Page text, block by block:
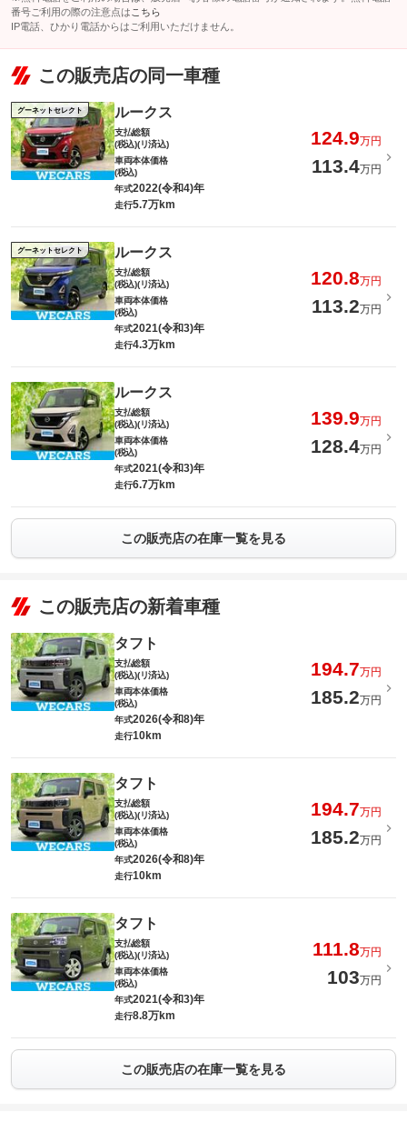
番号ご利用の際の注意点は こちら
IP電話、ひかり電話からはご利用いただけません。
この販売店の同一車種
グーネットセレクト ルークス
支払総額
(税込)(リ済込)
124.9万円
車両本体価格
(税込)
113.4万円
年式2022(令和4)年
走行5.7万km
グーネットセレクト ルークス
支払総額
(税込)(リ済込)
120.8万円
車両本体価格
(税込)
113.2万円
年式2021(令和3)年
走行4.3万km
ルークス
支払総額
(税込)(リ済込)
139.9万円
車両本体価格
(税込)
128.4万円
年式2021(令和3)年
走行6.7万km
この販売店の在庫一覧を見る
この販売店の新着車種
タフト
支払総額
(税込)(リ済込)
194.7万円
車両本体価格
(税込)
185.2万円
年式2026(令和8)年
走行10km
タフト
支払総額
(税込)(リ済込)
194.7万円
車両本体価格
(税込)
185.2万円
年式2026(令和8)年
走行10km
タフト
支払総額
(税込)(リ済込)
111.8万円
車両本体価格
(税込)
103万円
年式2021(令和3)年
走行8.8万km
この販売店の在庫一覧を見る